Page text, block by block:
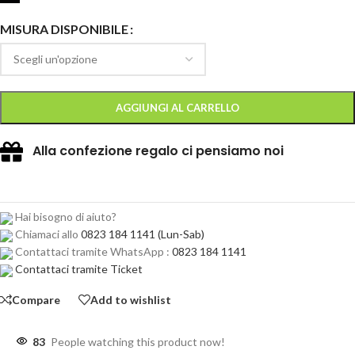
MISURA DISPONIBILE
AGGIUNGI AL CARRELLO
Alla confezione regalo ci pensiamo noi
Hai bisogno di aiuto?
Chiamaci allo 0823 184 1141 (Lun-Sab)
Contattaci tramite WhatsApp : 0823 184 1141
Contattaci tramite Ticket
Compare Add to wishlist
83 People watching this product now!